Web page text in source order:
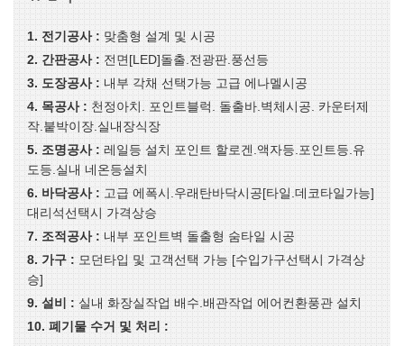
1. 전기공사 : 맞춤형 설계 및 시공
2. 간판공사 : 전면[LED]돌출.전광판.풍선등
3. 도장공사 : 내부 각채 선택가능 고급 에나멜시공
4. 목공사 : 천정아치. 포인트블럭. 돌출바.벽체시공. 카운터제
작.붙박이장.실내장식장
5. 조명공사 : 레일등 설치 포인트 할로겐.액자등.포인트등.유
도등.실내 네온등설치
6. 바닥공사 : 고급 에폭시.우래탄바닥시공[타일.데코타일가능]
대리석선택시 가격상승
7. 조적공사 : 내부 포인트벽 돌출형 숨타일 시공
8. 가구 : 모던타입 및 고객선택 가능 [수입가구선택시 가격상
승]
9. 설비 : 실내 화장실작업 배수.배관작업 에어컨환풍관 설치
10. 폐기물 수거 및 처리 :